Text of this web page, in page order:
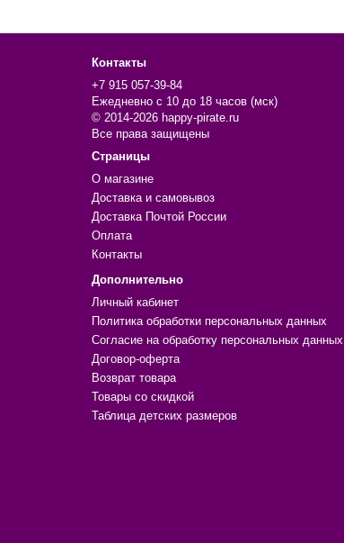
Контакты
+7 915 057-39-84
Ежедневно с 10 до 18 часов (мск)
© 2014-2026 happy-pirate.ru
Все права защищены
Страницы
О магазине
Доставка и самовывоз
Доставка Почтой России
Оплата
Контакты
Дополнительно
Личный кабинет
Политика обработки персональных данных
Согласие на обработку персональных данных
Договор-оферта
Возврат товара
Товары со скидкой
Таблица детских размеров